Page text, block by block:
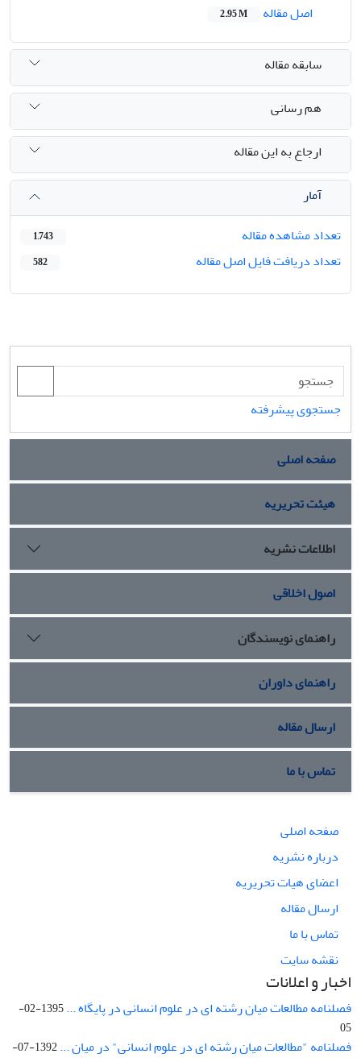
اصل مقاله
2.95 M
سابقه مقاله
هم رسانی
ارجاع به این مقاله
آمار
تعداد مشاهده مقاله
1,743
تعداد دریافت فایل اصل مقاله 582
جستجوی پیشرفته
صفحه اصلی
هیئت تحریریه
اطلاعات نشریه
اصول اخلاقی
راهنمای نویسندگان
راهنمای داوران
ارسال مقاله
تماس با ما
صفحه اصلی
درباره نشریه
اعضای هیات تحریریه
ارسال مقاله
تماس با ما
نقشه سایت
اخبار و اعلانات
فصلنامه مطالعات میان رشته ای در علوم انسانی در پایگاه ...
1395-02-
05
فصلنامه "مطالعات میان رشته ای در علوم انسانی" در میان ...
1392-07-